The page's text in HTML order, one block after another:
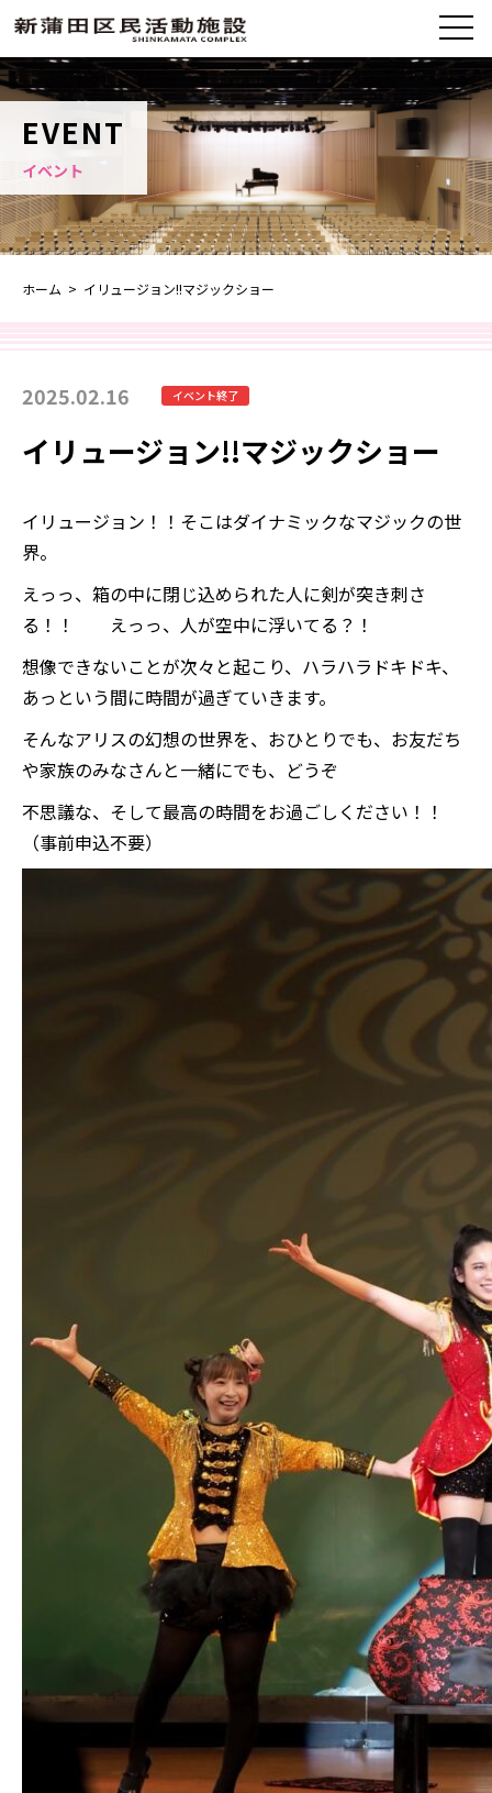
EVENT
イベント
ホーム > イリュージョン!!マジックショー
2025.02.16 イベント終了
イリュージョン!!マジックショー
イリュージョン！！そこはダイナミックなマジックの世
界。
えっっ、箱の中に閉じ込められた人に剣が突き刺さ
る！！ えっっ、人が空中に浮いてる？！
想像できないことが次々と起こり、ハラハラドキドキ、
あっという間に時間が過ぎていきます。
そんなアリスの幻想の世界を、おひとりでも、お友だち
や家族のみなさんと一緒にでも、どうぞ
不思議な、そして最高の時間をお過ごしください！！
（事前申込不要）